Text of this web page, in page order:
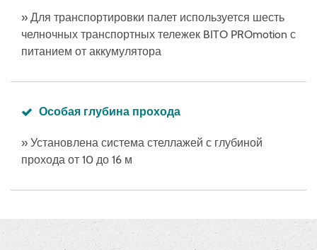
» Для транспортировки палет используется шесть
челночных транспортных тележек BITO PROmotion с
питанием от аккумулятора
Особая глубина прохода
» Установлена система стеллажей с глубиной
прохода от 10 до 16 м